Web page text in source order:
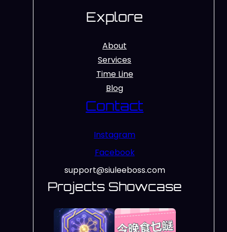
Explore
About
Services
Time Line
Blog
Contact
Instagram
Facebook
support@siuleeboss.com
Projects Showcase